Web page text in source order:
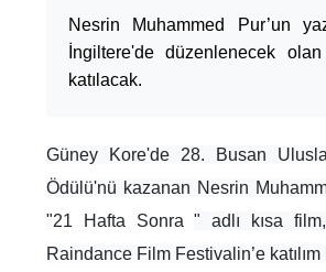
Nesrin Muhammed Pur’un
İngiltere'de düzenlenecek
katılacak.
Güney Kore'de 28. Busan
Ödülü'nü kazanan Nesrin
"21 Hafta Sonra" adlı kısa
Raindance Film Festivalin’e katılım